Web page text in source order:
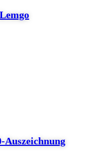
Auszeichnung